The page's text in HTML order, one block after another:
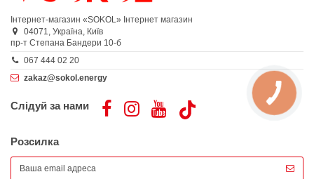
Інтернет-магазин «SOKOL» Інтернет магазин
04071, Україна, Київ
пр-т Степана Бандери 10-б
067 444 02 20
zakaz@sokol.energy
Слідуй за нами
Розсилка